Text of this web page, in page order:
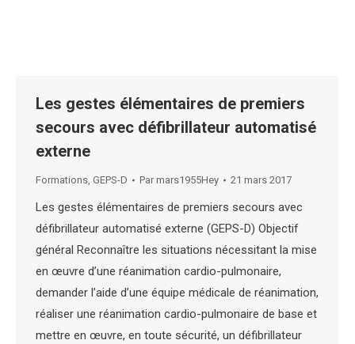
Les gestes élémentaires de premiers
secours avec défibrillateur automatisé
externe
Formations, GEPS-D Par mars1955Hey 21 mars 2017
Les gestes élémentaires de premiers secours avec
défibrillateur automatisé externe (GEPS-D) Objectif
général Reconnaître les situations nécessitant la mise
en œuvre d’une réanimation cardio-pulmonaire,
demander l’aide d’une équipe médicale de réanimation,
réaliser une réanimation cardio-pulmonaire de base et
mettre en œuvre, en toute sécurité, un défibrillateur